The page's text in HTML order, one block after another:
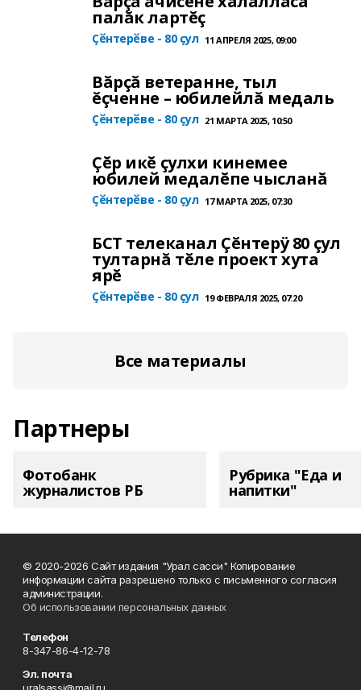
палăк лартĕç
Ҫӗнтерӗве - 80 ҫул 11 АПРЕЛЯ 2025, 09:00
Вăрçă ветеранне, тыл
ĕçченне – юбилейлă медаль
Ҫӗнтерӗве - 80 ҫул 21 МАРТА 2025, 10:50
Çĕр икĕ çулхи кинемее
юбилей медалĕпе чысланă
Ҫӗнтерӗве - 80 ҫул 17 МАРТА 2025, 07:30
БСТ телеканал Çĕнтерÿ 80 çул
тултарнă тĕле проект хута
ярĕ
Ҫӗнтерӗве - 80 ҫул 19 ФЕВРАЛЯ 2025, 07:20
Все материалы
Партнеры
Фотобанк
журналистов РБ
Рубрика "Еда и
напитки"
© 2020-2026 Сайт издания "Урал сасси" Копирование
информации сайта разрешено только с письменного согласия
администрации.
Об использовании персональных данных
Телефон
8-347-86-4-12-78
Эл. почта